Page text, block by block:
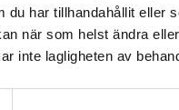
du har tillhandahållit
när som helst ändra
inte lagligheten av
Visa